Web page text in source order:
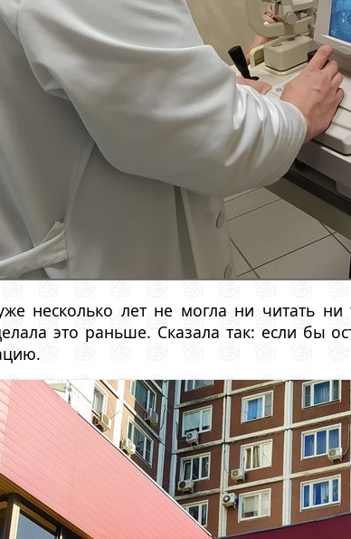
несколько лет не могла ни читать
это раньше. Сказала так: если бы